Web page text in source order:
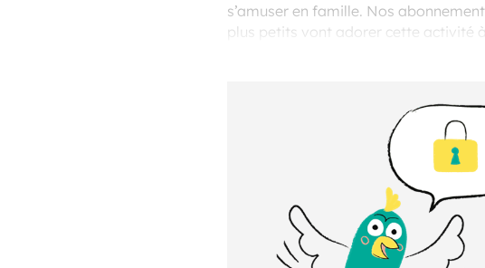
s’amuser en famille. Nos
plus petits vont adorer cette activité